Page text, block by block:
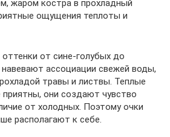
жаром костра в прохладный
ощущения теплоты и
от сине-голубых до
ассоциации свежей воды,
травы и листвы. Теплые
приятны, они создают чувство
от холодных. Поэтому очки
располагают к себе.